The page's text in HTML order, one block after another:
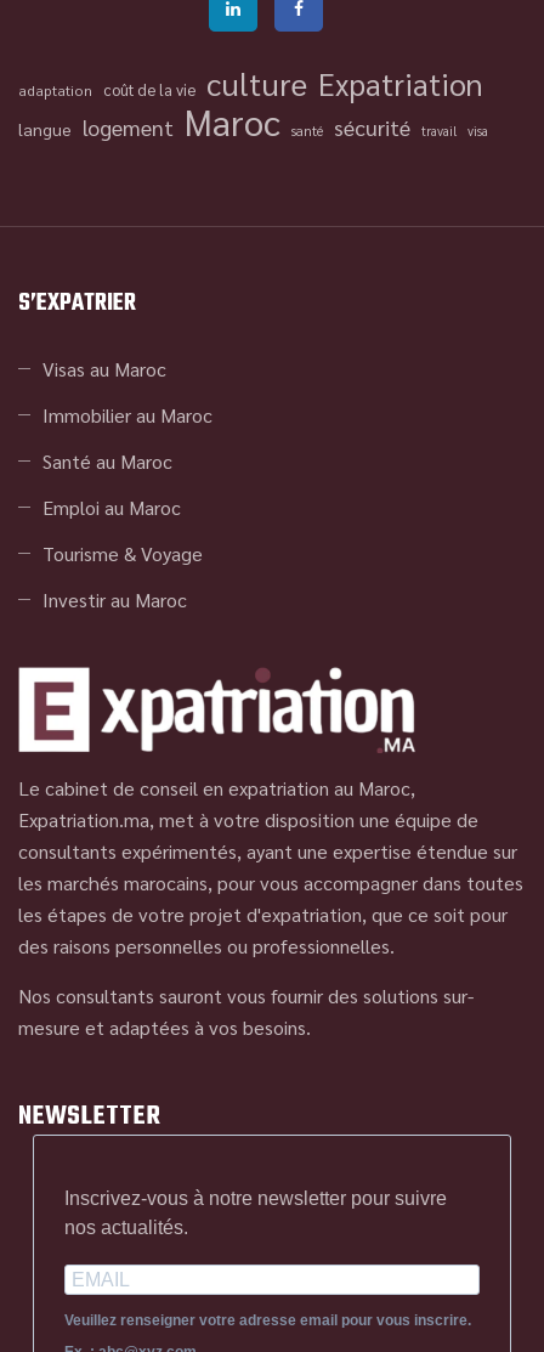
adaptation coût de la vie culture Expatriation
langue logement Maroc santé sécurité travail visa
S’EXPATRIER
Visas au Maroc
Immobilier au Maroc
Santé au Maroc
Emploi au Maroc
Tourisme & Voyage
Investir au Maroc
Le cabinet de conseil en expatriation au Maroc,
Expatriation.ma, met à votre disposition une équipe de
consultants expérimentés, ayant une expertise étendue sur
les marchés marocains, pour vous accompagner dans toutes
les étapes de votre projet d'expatriation, que ce soit pour
des raisons personnelles ou professionnelles.
Nos consultants sauront vous fournir des solutions sur-
mesure et adaptées à vos besoins.
NEWSLETTER
Inscrivez-vous à notre newsletter pour suivre
nos actualités.
Veuillez renseigner votre adresse email pour vous inscrire.